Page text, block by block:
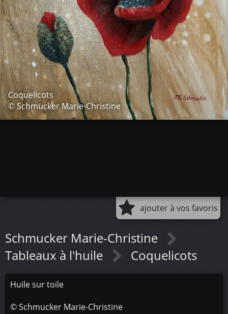
Coquelicots
© Schmucker Marie-Christine
ajouter à vos favoris
Schmucker Marie-Christine
Tableaux à l'huile
Coquelicots
Huile sur toile
©Schmucker Marie-Christine